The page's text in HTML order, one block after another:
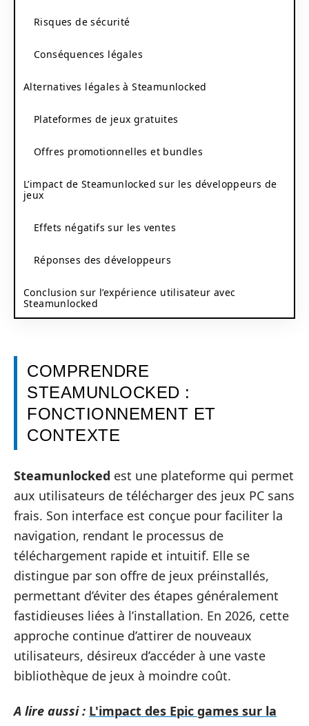
Risques de sécurité
Conséquences légales
Alternatives légales à Steamunlocked
Plateformes de jeux gratuites
Offres promotionnelles et bundles
L’impact de Steamunlocked sur les développeurs de
jeux
Effets négatifs sur les ventes
Réponses des développeurs
Conclusion sur l’expérience utilisateur avec
Steamunlocked
COMPRENDRE
STEAMUNLOCKED :
FONCTIONNEMENT ET
CONTEXTE
Steamunlocked est une plateforme qui permet
aux utilisateurs de télécharger des jeux PC sans
frais. Son interface est conçue pour faciliter la
navigation, rendant le processus de
téléchargement rapide et intuitif. Elle se
distingue par son offre de jeux préinstallés,
permettant d’éviter des étapes généralement
fastidieuses liées à l’installation. En 2026, cette
approche continue d’attirer de nouveaux
utilisateurs, désireux d’accéder à une vaste
bibliothèque de jeux à moindre coût.
A lire aussi : L'impact des Epic games sur la